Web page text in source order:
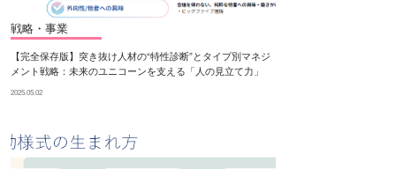
戦略・事業
【完全保存版】突き抜け人材の“特性診断”とタイプ別マネジ
メント戦略：未来のユニコーンを支える「人の見立て力」
2025.05.02